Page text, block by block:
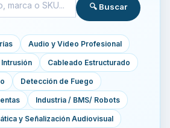
🔍 Buscar
Audio y Video Profesional
Cableado Estructurado
Detección de Fuego
Industria / BMS/ Robots
y Señalización Audiovisual